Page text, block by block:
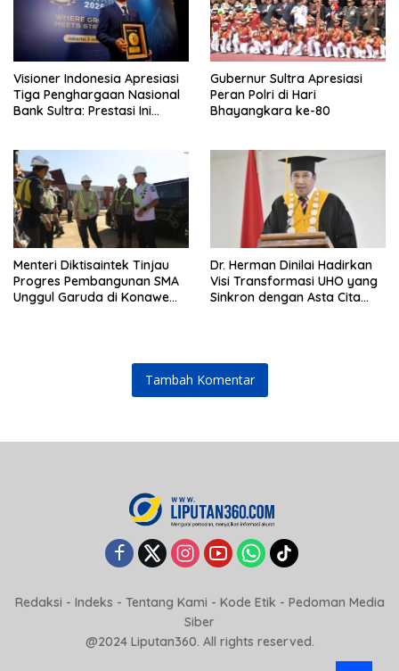
Visioner Indonesia Apresiasi
Tiga Penghargaan Nasional
Bank Sultra: Prestasi Ini
Andri Permana
Gubernur Sultra Apresiasi
Peran Polri di Hari
Bhayangkara ke-80
Menteri Diktisaintek Tinjau
Progres Pembangunan SMA
Unggul Garuda di Konawe
Dr. Herman Dinilai Hadirkan
Visi Transformasi UHO yang
Sinkron dengan Asta Cita
Tambah Komentar
Redaksi - Indeks - Tentang Kami - Kode Etik - Pedoman Media
Siber
@2024 Liputan360. All rights reserved.